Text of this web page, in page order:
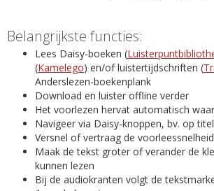
Belangrijkste functies:
Lees Daisy-boeken (
(Kamelego) en/of luistertijdschriften (
Anderslezen-boekenplank
Download en luister offline verder
Het voorlezen hervat automatisch
Navigeer via Daisy-knoppen, bv. op
Versnel of vertraag de voorleessnelheid
Maak de tekst groter of verander de
kunnen lezen
Bij de audiokranten volgt de